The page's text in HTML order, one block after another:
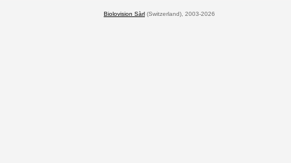
Biolovision Sàrl (Switzerland), 2003-2026